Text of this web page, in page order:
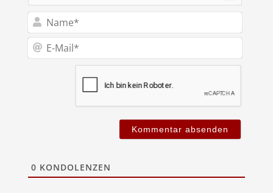
Name*
E-
Mail*
0 KONDOLENZEN